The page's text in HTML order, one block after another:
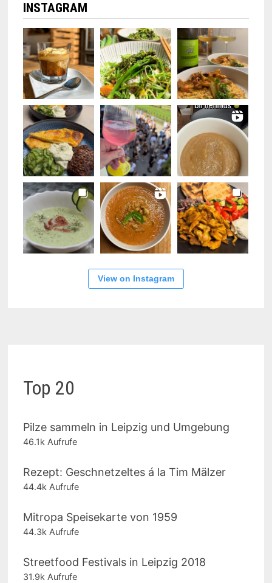
INSTAGRAM
View on Instagram
Top 20
Pilze sammeln in Leipzig und Umgebung
46.1k Aufrufe
Rezept: Geschnetzeltes á la Tim Mälzer
44.4k Aufrufe
Mitropa Speisekarte von 1959
44.3k Aufrufe
Streetfood Festivals in Leipzig 2018
31.9k Aufrufe